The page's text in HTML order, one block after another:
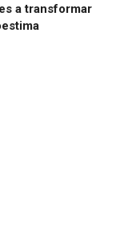
a transformar